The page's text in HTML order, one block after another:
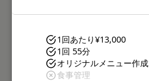
1回あたり¥13,000
1回 55分
オリジナルメニュー作成
食事管理